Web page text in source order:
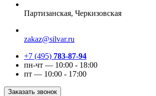
Партизанская, Черкизовская
zakaz@silvar.ru
+7 (495) 783-87-94
пн-чт — 10:00 - 18:00
пт — 10:00 - 17:00
Заказать звонок